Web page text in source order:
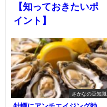
【知っておきたいポ
イント】
さかなの豆知識